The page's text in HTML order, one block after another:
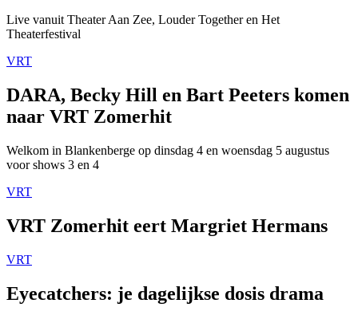
Live vanuit Theater Aan Zee, Louder Together en Het
Theaterfestival
VRT
DARA, Becky Hill en Bart Peeters komen
naar VRT Zomerhit
Welkom in Blankenberge op dinsdag 4 en woensdag 5 augustus
voor shows 3 en 4
VRT
VRT Zomerhit eert Margriet Hermans
VRT
Eyecatchers: je dagelijkse dosis drama